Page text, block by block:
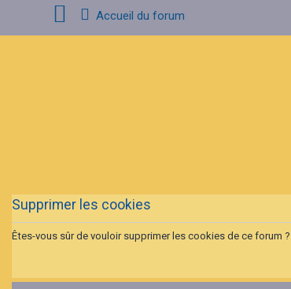
Accueil du forum
Supprimer les cookies
Êtes-vous sûr de vouloir supprimer les cookies de ce forum ?